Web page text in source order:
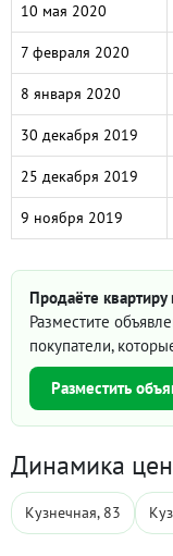
10 мая 2020
7 февраля 2020
8 января 2020
30 декабря 2019
25 декабря 2019
9 ноября 2019
Продаёте
Разместите
покупатели,
Разместить
Динамика
Кузнечная, 83